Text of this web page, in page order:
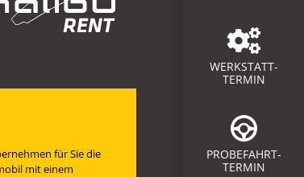
für Sie die
mit einem
WERKSTATT-
TERMIN
PROBEFAHRT-
TERMIN